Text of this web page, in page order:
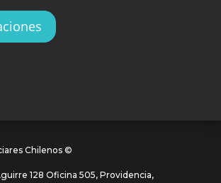
Chilenos ©
128 Oficina 505, Providencia,